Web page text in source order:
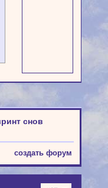
снов
создать форум